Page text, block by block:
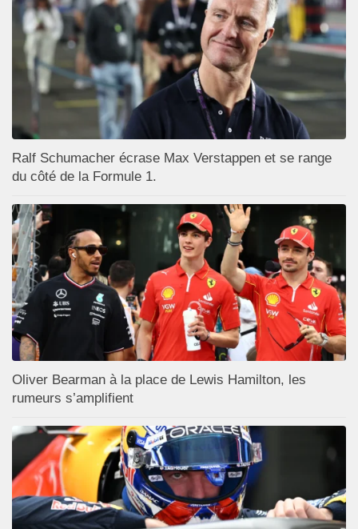
Ralf Schumacher écrase Max Verstappen et se range
du côté de la Formule 1.
Oliver Bearman à la place de Lewis Hamilton, les
rumeurs s’amplifient